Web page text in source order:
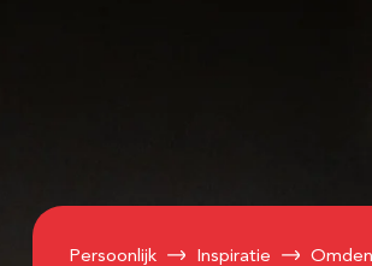
Persoonlijk Inspiratie